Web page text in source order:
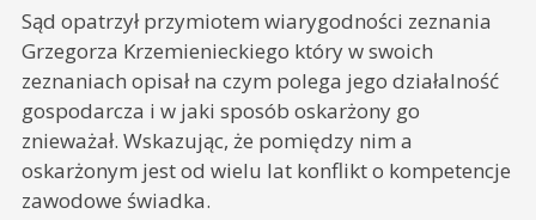
Sąd opatrzył przymiotem wiarygodności zeznania
Grzegorza Krzemienieckiego który w swoich
zeznaniach opisał na czym polega jego działalność
gospodarcza i w jaki sposób oskarżony go
znieważał. Wskazując, że pomiędzy nim a
oskarżonym jest od wielu lat konflikt o kompetencje
zawodowe świadka.